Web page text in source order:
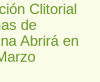
Clitorial
de
Abrirá en